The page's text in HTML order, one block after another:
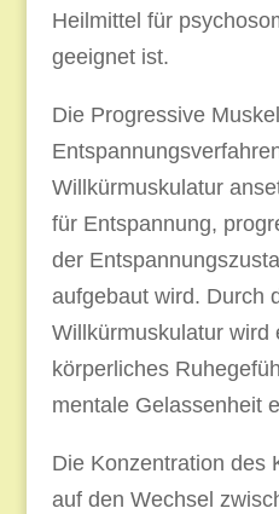
Heilmittel für
geeignet ist.
Die Progressive
Willkürmuskulatur
für Entspannung,
der
aufgebaut wird. Durch
Willkürmuskulatur wird
körperliches
mentale Gelassenheit
Die Konzentration des
auf den Wechsel